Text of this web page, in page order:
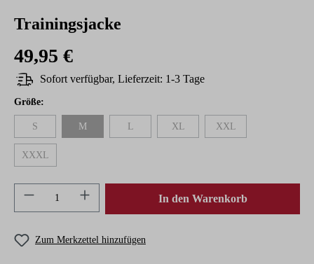
Trainingsjacke
49,95 €
Sofort verfügbar, Lieferzeit: 1-3 Tage
Größeauswählen
:
S(Diese Option ist zurzeit nicht verfügbar.)
M(Diese Option ist zurzeit nicht verfügbar.)
L
(Diese Option ist zurzeit nicht verfügbar.)
XL(Diese Option ist zurzeit nicht verfügbar.)
XXL(Diese Option ist zurzeit
XXXL(Diese Option ist zurzeit nicht verfügbar.)
Produkt Anzahl: Gib den gewünschten Wert
In den Warenkorb
Zum Merkzettel hinzufügen